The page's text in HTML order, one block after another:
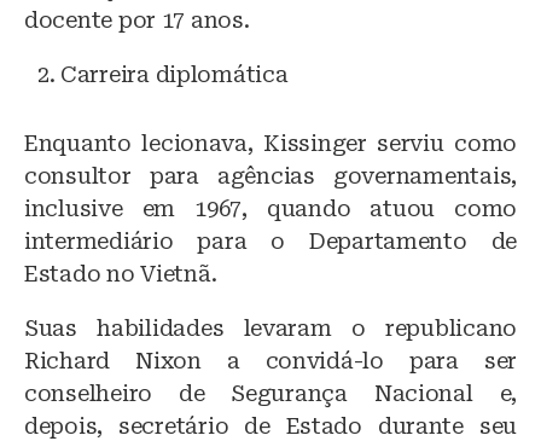
docente por 17 anos.
Carreira diplomática
Enquanto lecionava, Kissinger serviu como
consultor para agências governamentais,
inclusive em 1967, quando atuou como
intermediário para o Departamento de
Estado no Vietnã.
Suas habilidades levaram o republicano
Richard Nixon a convidá-lo para ser
conselheiro de Segurança Nacional e,
depois, secretário de Estado durante seu